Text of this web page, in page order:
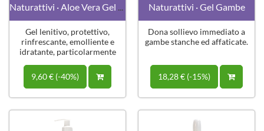
Gel lenitivo, protettivo,
rinfrescante, emolliente e
idratante, particolarmente
9,60 € (-40%)
Naturattivi · Gel Gambe
Dona sollievo immediato a
gambe stanche ed affaticate.
18,28 € (-15%)